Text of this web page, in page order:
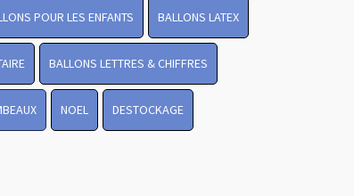
POUR LES ENFANTS BALLONS LATEX
BALLONS LETTRES & CHIFFRES
NOEL DESTOCKAGE